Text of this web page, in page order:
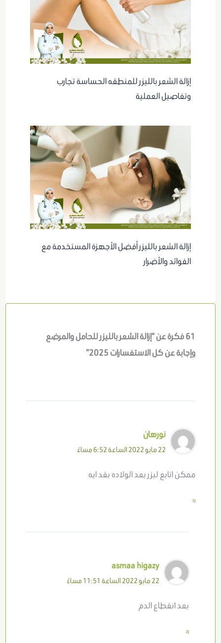
إزالة الشعر بالليزر للمنطقه الحساسة تجارب
وتفاصيل العملية
إزالة الشعر بالليزر أفضل الأجهزة المستخدمة مع
الفوائد والأضرار
61 فكرة عن “إزالة الشعر بالليزر للحامل والمرضع
وإجابة عن كل الاستفسارات 2025”
نورهان
22 مايو 2022 الساعة 6:52 مساءً
ممكن اتابع ليزر بعد الولاده بقد ايه
رد
asmaa higazy
22 مايو 2022 الساعة 11:51 مساءً
بعد انقطاع الدم
رد